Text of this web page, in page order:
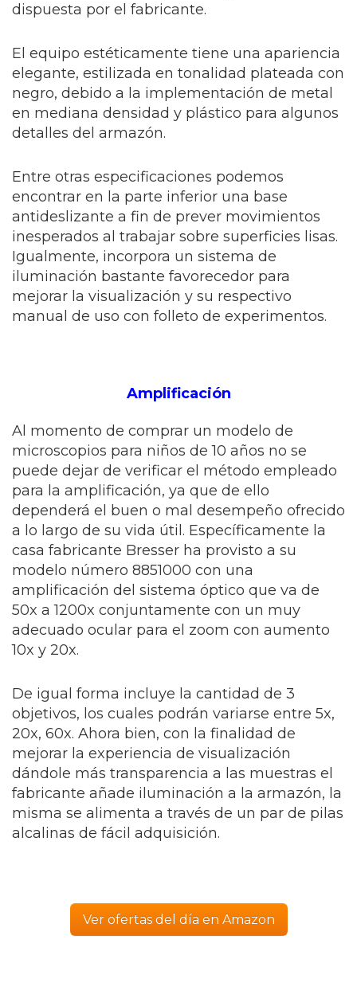
dispuesta por el fabricante.
El equipo estéticamente tiene una apariencia
elegante, estilizada en tonalidad plateada con
negro, debido a la implementación de metal
en mediana densidad y plástico para algunos
detalles del armazón.
Entre otras especificaciones podemos
encontrar en la parte inferior una base
antideslizante a fin de prever movimientos
inesperados al trabajar sobre superficies lisas.
Igualmente, incorpora un sistema de
iluminación bastante favorecedor para
mejorar la visualización y su respectivo
manual de uso con folleto de experimentos.
Amplificación
Al momento de comprar un modelo de
microscopios para niños de 10 años no se
puede dejar de verificar el método empleado
para la amplificación, ya que de ello
dependerá el buen o mal desempeño ofrecido
a lo largo de su vida útil. Específicamente la
casa fabricante Bresser ha provisto a su
modelo número 8851000 con una
amplificación del sistema óptico que va de
50x a 1200x conjuntamente con un muy
adecuado ocular para el zoom con aumento
10x y 20x.
De igual forma incluye la cantidad de 3
objetivos, los cuales podrán variarse entre 5x,
20x, 60x. Ahora bien, con la finalidad de
mejorar la experiencia de visualización
dándole más transparencia a las muestras el
fabricante añade iluminación a la armazón, la
misma se alimenta a través de un par de pilas
alcalinas de fácil adquisición.
Ver ofertas del día en Amazon